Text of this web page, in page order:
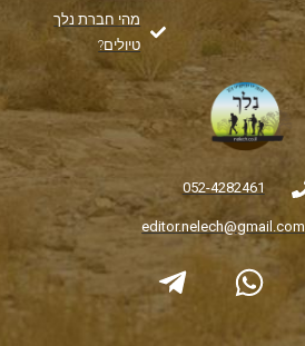
מהי חברת נלך
טיולים?
052-4282461
editor.nelech@gmail.com